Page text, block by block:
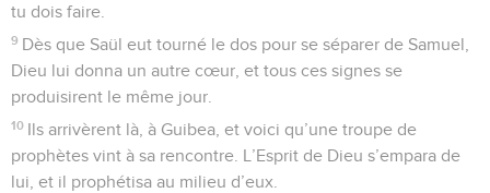
tu dois faire.
9 Dès que Saül eut tourné le dos pour se séparer de Samuel,
Dieu lui donna un autre cœur, et tous ces signes se
produisirent le même jour.
10 Ils arrivèrent là, à Guibea, et voici qu’une troupe de
prophètes vint à sa rencontre. L’Esprit de Dieu s’empara de
lui, et il prophétisa au milieu d’eux.